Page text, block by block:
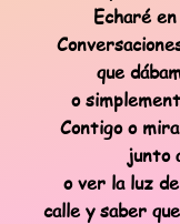
Echaré
que
o
Contigo o
junto
o ver la luz
calle y saber